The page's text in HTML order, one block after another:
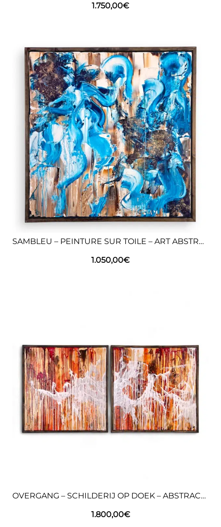
1.750,00€
SAMBLEU – PEINTURE SUR TOILE – ART ABSTRAIT
1.050,00€
OVERGANG – SCHILDERIJ OP DOEK – ABSTRACTE KUNST
1.800,00€